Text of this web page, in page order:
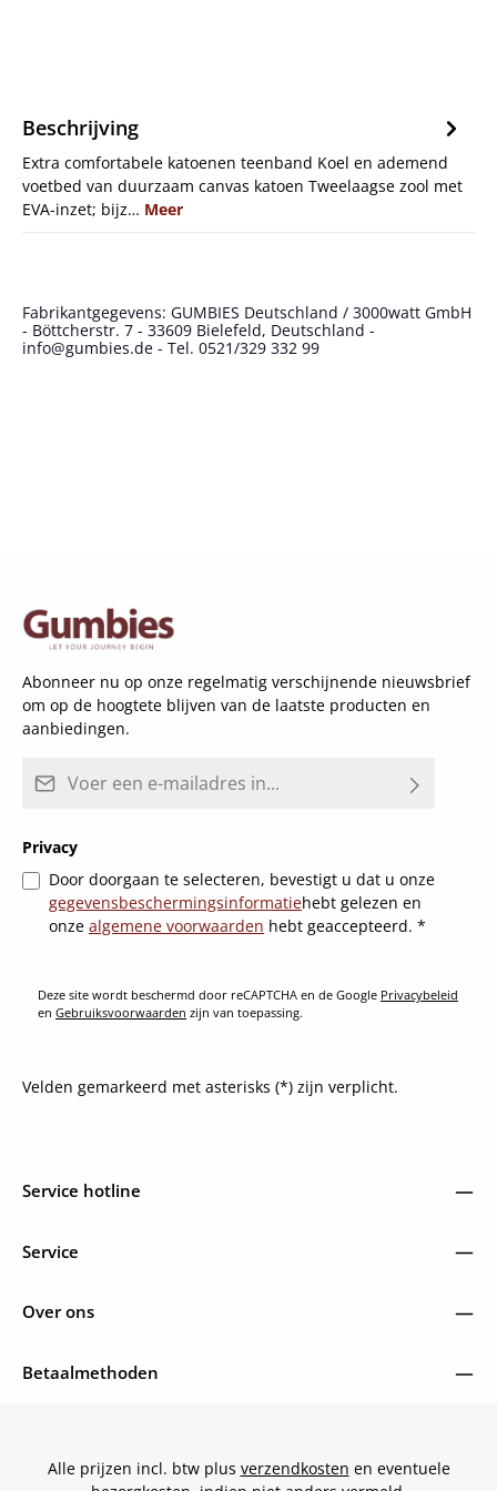
Beschrijving
Extra comfortabele katoenen teenband Koel en ademend
voetbed van duurzaam canvas katoen Tweelaagse zool met
EVA-inzet; bijz… Meer
Fabrikantgegevens: GUMBIES Deutschland / 3000watt GmbH
- Böttcherstr. 7 - 33609 Bielefeld, Deutschland -
info@gumbies.de - Tel. 0521/329 332 99
Abonneer nu op onze regelmatig verschijnende nieuwsbrief
om op de hoogtete blijven van de laatste producten en
aanbiedingen.
Privacy
Door doorgaan te selecteren, bevestigt u dat u onze
gegevensbeschermingsinformatiehebt gelezen en
onze algemene voorwaarden hebt geaccepteerd. *
Deze site wordt beschermd door reCAPTCHA en de Google Privacybeleid
en Gebruiksvoorwaarden zijn van toepassing.
Velden gemarkeerd met asterisks (*) zijn verplicht.
Service hotline
Service
Over ons
Betaalmethoden
Alle prijzen incl. btw plus verzendkosten en eventuele